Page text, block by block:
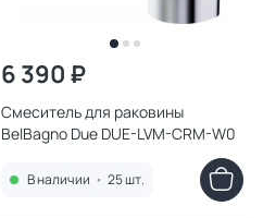
6 390 ₽
Смеситель для раковины
BelBagno Due DUE-LVM-CRM-W0
В наличии • 25 шт.